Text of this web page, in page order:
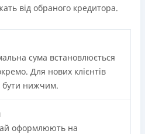
від обраного кредитора.
сума встановлюється
Для нових клієнтів
бути нижчим.
оформлюють на